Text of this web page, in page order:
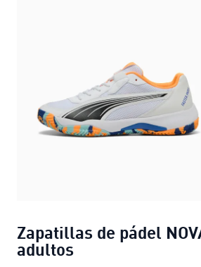
Zapatillas de pádel
adultos